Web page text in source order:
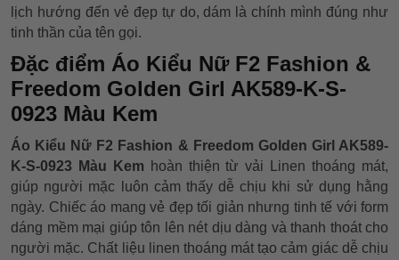
lịch hướng đến vẻ đẹp tự do, dám là chính mình đúng như
tinh thần của tên gọi.
Đặc điểm Áo Kiểu Nữ F2 Fashion &
Freedom Golden Girl AK589-K-S-
0923 Màu Kem
Áo Kiểu Nữ F2 Fashion & Freedom Golden Girl AK589-
K-S-0923 Màu Kem hoàn thiện từ vải Linen thoáng mát,
giúp người mặc luôn cảm thấy dễ chịu khi sử dụng hằng
ngày. Chiếc áo mang vẻ đẹp tối giản nhưng tinh tế với form
dáng mềm mại giúp tôn lên nét dịu dàng và thanh thoát cho
người mặc. Chất liệu linen thoáng mát tạo cảm giác dễ chịu